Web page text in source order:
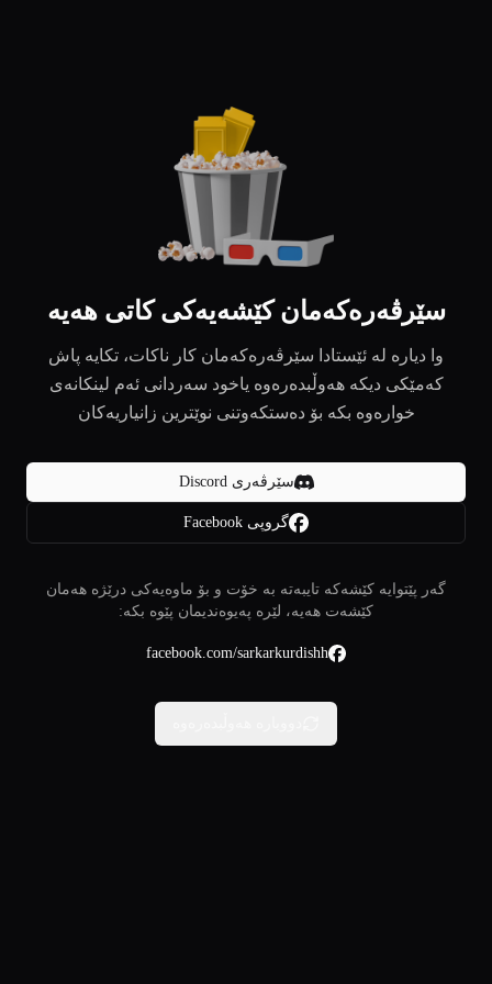
سێرڤەرەکەمان کێشەیەکی کاتی هەیە
وا دیارە لە ئێستادا سێرڤەرەکەمان کار ناکات، تکایە پاش
کەمێکی دیکە هەوڵبدەرەوە یاخود سەردانی ئەم لینکانەی
خوارەوە بکە بۆ دەستکەوتنی نوێترین زانیاریەکان
سێرڤەری Discord
گروپی Facebook
گەر پێتوایە کێشەکە تایبەتە بە خۆت و بۆ ماوەیەکی درێژە هەمان
کێشەت هەیە، لێرە پەیوەندیمان پێوە بکە:
facebook.com/sarkarkurdishh